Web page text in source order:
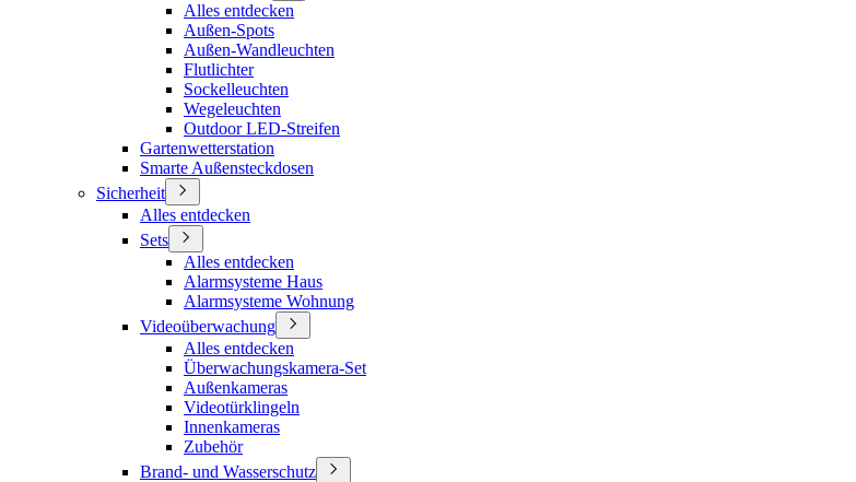
Alles entdecken
Außen-Spots
Außen-Wandleuchten
Flutlichter
Sockelleuchten
Wegeleuchten
Outdoor LED-Streifen
Gartenwetterstation
Smarte Außensteckdosen
Sicherheit
Alles entdecken
Sets
Alles entdecken
Alarmsysteme Haus
Alarmsysteme Wohnung
Videoüberwachung
Alles entdecken
Überwachungskamera-Set
Außenkameras
Videotürklingeln
Innenkameras
Zubehör
Brand- und Wasserschutz